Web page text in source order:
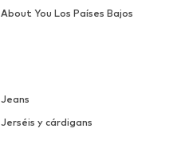
Jeans
Jerséis y cárdigans
About You Los Países Bajos